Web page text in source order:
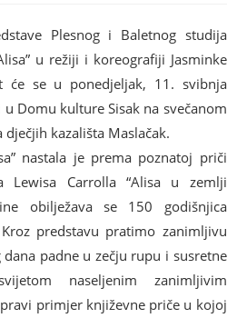
Plesnog i Baletnog studija
u režiji i koreografiji Jasminke
će se u ponedjeljak, 11. svibnja
Domu kulture Sisak na svečanom
kazališta Maslačak.
nastala je prema poznatoj priči
Lewisa Carrolla “Alisa u zemlji
obilježava se 150 godišnjica
predstavu pratimo zanimljivu
padne u zečju rupu i susretne
naseljenim zanimljivim
primjer književne priče u kojoj